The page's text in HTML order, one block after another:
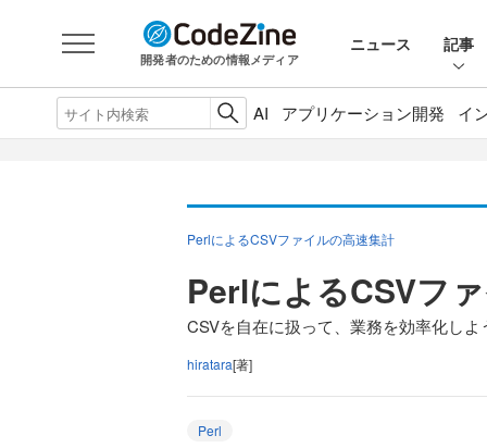
開発者のための情報メディア
ニュース 記事
AI アプリケーション開発 イ
PerlによるCSVファイルの高速集計
PerlによるCSVフ
CSVを自在に扱って、業務を効率化しよ
hiratara[著]
Perl